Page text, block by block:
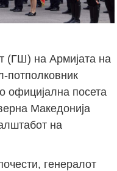
(ГШ) на Армијата на
потполковник
официјална посета
Македонија
на
генералот